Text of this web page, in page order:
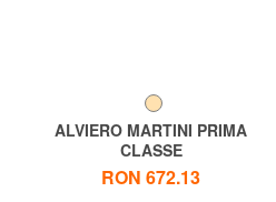
ALVIERO MARTINI PRIMA
CLASSE
GEO CLASSIC Portofel mediu
cu două pliuri
RON 672.13